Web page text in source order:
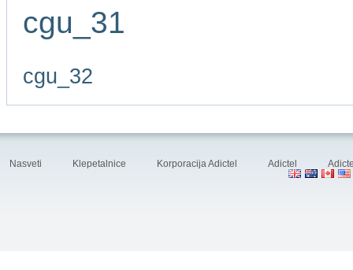
cgu_31
cgu_32
Nasveti Klepetalnice Korporacija Adictel Adictel